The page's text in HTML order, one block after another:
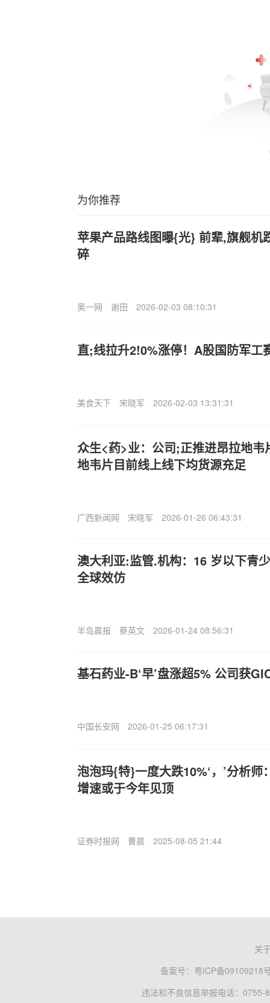
为你推荐
苹果产品路线图曝{光} 前辈,旗舰机
碎
奥一网 谢田 2026-02-03 08:10:31
直;线拉升2!0%涨停！A股国防军工
美食天下 宋晓军 2026-02-03 13:31:31
众生<药>业：公司;正推进昂拉地
地韦片目前线上线下均货源充足
广西新闻网 宋晓军 2026-01-26 06:43:31
澳大利亚:监管.机构：16 岁以下青
全球效仿
半岛晨报 蔡英文 2026-01-24 08:56:31
基石药业-B‘早’盘涨超5% 公司获
中国长安网 2026-01-25 06:17:31
泡泡玛{特}一度大跌10%‘，’分析
增速或于今年见顶
证券时报网 曹晨 2025-08-05 21:44
关
备案号： 粤ICP备09109218
违法和不良信息举报电话：0755-